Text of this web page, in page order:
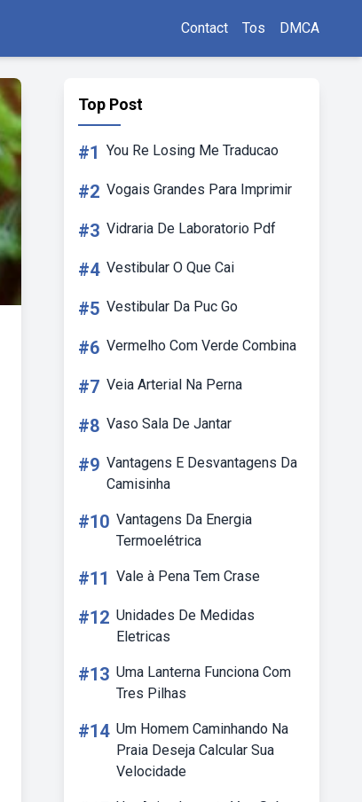
Contact Tos DMCA
Top Post
#1 You Re Losing Me Traducao
#2 Vogais Grandes Para Imprimir
#3 Vidraria De Laboratorio Pdf
#4 Vestibular O Que Cai
#5 Vestibular Da Puc Go
#6 Vermelho Com Verde Combina
#7 Veia Arterial Na Perna
#8 Vaso Sala De Jantar
#9 Vantagens E Desvantagens Da
Camisinha
#10 Vantagens Da Energia
Termoelétrica
#11 Vale à Pena Tem Crase
#12 Unidades De Medidas
Eletricas
#13 Uma Lanterna Funciona Com
Tres Pilhas
#14 Um Homem Caminhando Na
Praia Deseja Calcular Sua
Velocidade